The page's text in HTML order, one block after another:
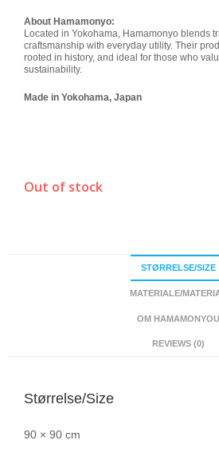
About Hamamonyo:
Located in Yokohama, Hamamonyo blends
craftsmanship with everyday utility. Their
rooted in history, and ideal for those who
sustainability.
Made in Yokohama, Japan
Out of stock
STØRRELSE/SIZE
MATERIALE/
OM HAMAMONYOU
REVIEWS (0)
Størrelse/Size
90 × 90 cm